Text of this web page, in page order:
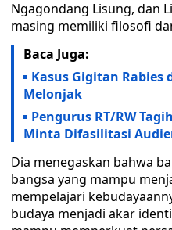
Ngagondang Lisung, dan
masing memiliki filosofi
Baca Juga:
Kasus Gigitan Rabies
Melonjak
Pengurus RT/RW
Minta Difasilitasi
Dia menegaskan bahwa
bangsa yang mampu
mempelajari
budaya menjadi akar